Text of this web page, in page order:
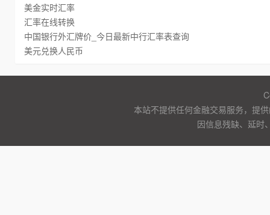
美金实时汇率
汇率在线转换
中国银行外汇牌价_今日最新中行汇率表查询
美元兑换人民币
本站不提供任何金融交易服务，提
因信息残缺、延时